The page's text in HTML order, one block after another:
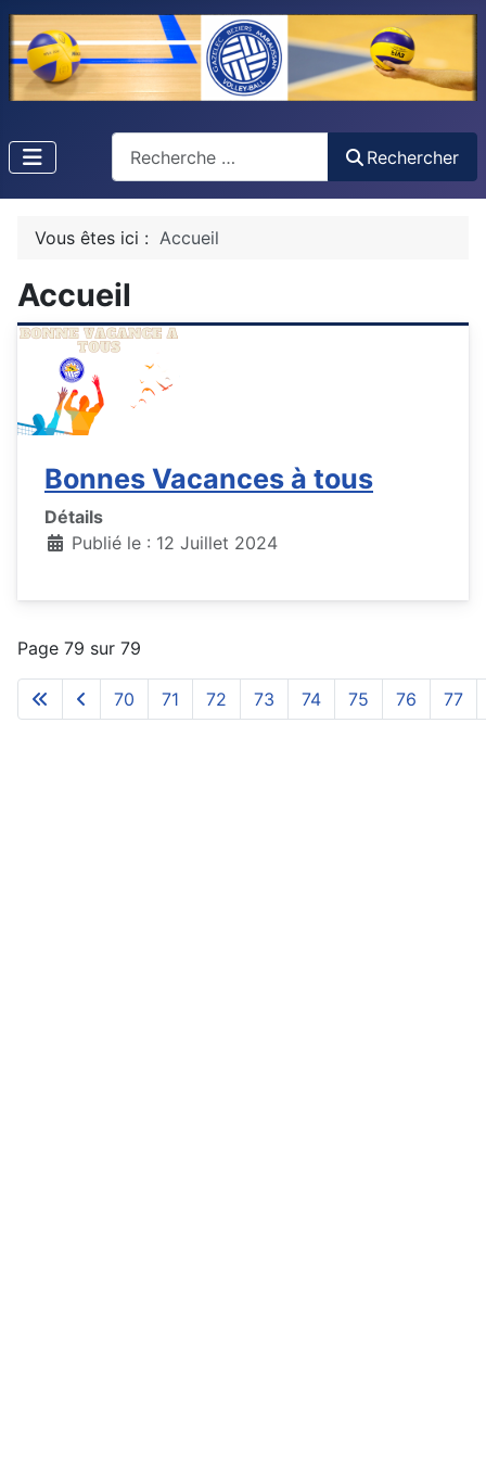
Rechercher
Vous êtes ici : Accueil
Accueil
Bonnes Vacances à tous
Détails
Publié le : 12 Juillet 2024
Page 79 sur 79
70 71 72 73 74 75 76 77